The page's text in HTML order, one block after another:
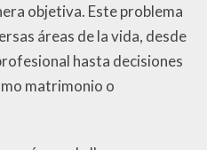
objetiva. Este problema
áreas de la vida, desde
hasta decisiones
matrimonio o